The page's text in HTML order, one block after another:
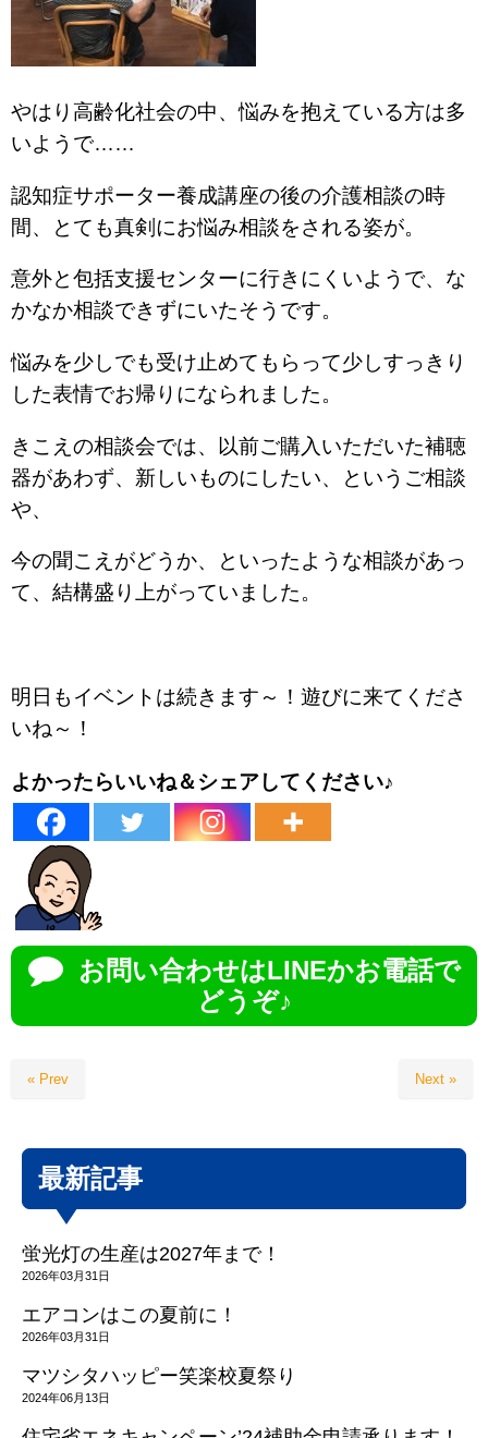
やはり高齢化社会の中、悩みを抱えている方は多
いようで……
認知症サポーター養成講座の後の介護相談の時
間、とても真剣にお悩み相談をされる姿が。
意外と包括支援センターに行きにくいようで、な
かなか相談できずにいたそうです。
悩みを少しでも受け止めてもらって少しすっきり
した表情でお帰りになられました。
きこえの相談会では、以前ご購入いただいた補聴
器があわず、新しいものにしたい、というご相談
や、
今の聞こえがどうか、といったような相談があっ
て、結構盛り上がっていました。
明日もイベントは続きます～！遊びに来てくださ
いね～！
よかったらいいね＆シェアしてください♪
お問い合わせはLINEかお電話で
どうぞ♪
« Prev Next »
最新記事
蛍光灯の生産は2027年まで！
2026年03月31日
エアコンはこの夏前に！
2026年03月31日
マツシタハッピー笑楽校夏祭り
2024年06月13日